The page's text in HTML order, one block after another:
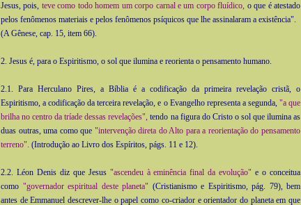
Jesus, pois, teve como todo homem um corpo carnal e um corpo fluídico, o que é atestado
pelos fenômenos materiais e pelos fenômenos psíquicos que lhe assinalaram a existência".
(A Gênese, cap. 15, item 66).
2. Jesus é, para o Espiritismo, o sol que ilumina e reorienta o pensamento humano.
2.1. Para Herculano Pires, a Bíblia é a codificação da primeira revelação cristã, o
Espiritismo, a codificação da terceira revelação, e o Evangelho representa a segunda, "a que
brilha no centro da tríade dessas revelações", tendo na figura do Cristo o sol que ilumina as
duas outras, uma como que "intervenção direta do Alto para a reorientação do pensamento
terreno". (Introdução ao Livro dos Espíritos, págs. 11 e 12).
2.2. Léon Denis diz que Jesus "ascendeu à eminência final da evolução" e o conceitua
como "governador espiritual deste planeta" (Cristianismo e Espiritismo, pág. 79), bem
antes de Emmanuel descrever-lhe o papel como co-criador e orientador do planeta em que